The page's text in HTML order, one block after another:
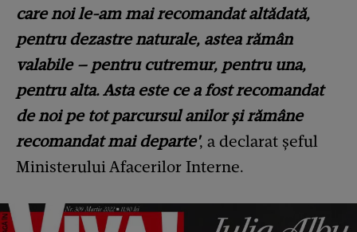
care noi le-am mai recomandat altădată,
pentru dezastre naturale, astea rămân
valabile – pentru cutremur, pentru una,
pentru alta. Asta este ce a fost recomandat
de noi pe tot parcursul anilor și rămâne
recomandat mai departe', a declarat șeful
Ministerului Afacerilor Interne.